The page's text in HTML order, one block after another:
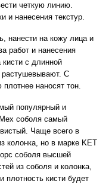
четкую линию.
и нанесения текстур.
нанести на кожу лица и
работ и нанесения
с длинной
растушевывают. С
наносят тон.
популярный и
соболя самый
Чаще всего в
колонка, но в марке KET
соболя высшей
из соболя и колонка,
плотность кисти будет